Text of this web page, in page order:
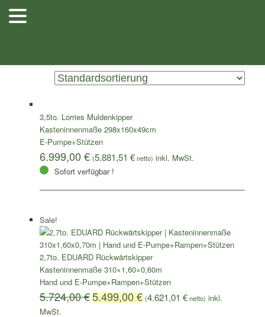
Zum
Inhalt
Zum
sekundären
Shop
3,5to. Lorries Muldenkipper
Kasteninnenmaße 298x160x49cm
E-Pumpe+Stützen
6.999,00€ (5.881,51 €netto)
Sofort verfügbar !
Sale!
2,7to. EDUARD Rückwärtskipper
Kasteninnenmaße 310×1,60×0,60m
Hand und E-Pumpe+Rampen+Stützen
5.724,00€5.499,00€ (4.621,01 €netto)